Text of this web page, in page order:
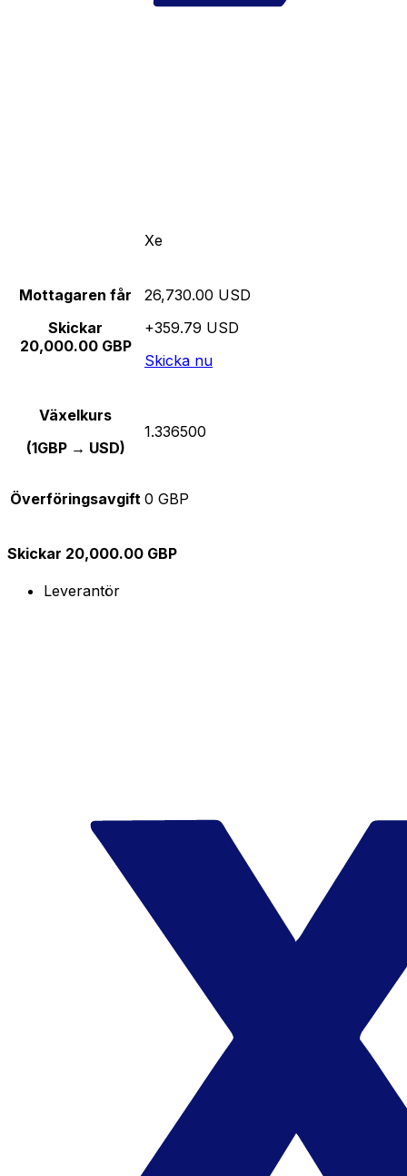
Xe
Mottagaren får
Skickar
20,000.00 GBP
26,730.00 USD
+359.79 USD
Skicka nu
Växelkurs
(1GBP → USD)
1.336500
Överföringsavgift 0 GBP
Skickar 20,000.00 GBP
Leverantör